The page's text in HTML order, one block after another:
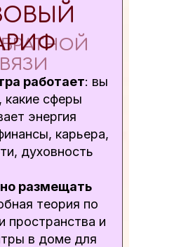
работает: вы
какие сферы
энергия
карьера,
духовность
размещать
теория по
пространства и
в доме для